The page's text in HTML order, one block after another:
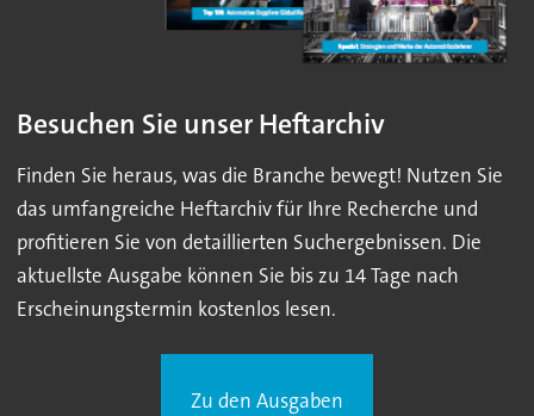
Besuchen Sie unser Heftarchiv
Finden Sie heraus, was die Branche bewegt! Nutzen Sie
das umfangreiche Heftarchiv für Ihre Recherche und
profitieren Sie von detaillierten Suchergebnissen. Die
aktuellste Ausgabe können Sie bis zu 14 Tage nach
Erscheinungstermin kostenlos lesen.
Zu den Ausgaben